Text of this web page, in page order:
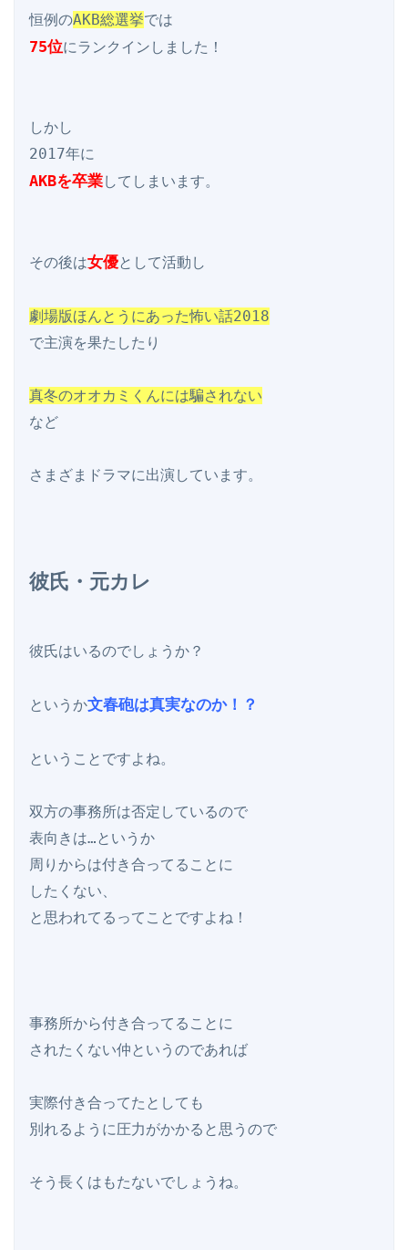
恒例のAKB総選挙
75位にランクインしました！
しかし
AKBを卒業してしまいます。
その後は女優として活動し
劇場版ほんとうにあった怖い話2018
で主演を果たしたり
真冬のオオカミくんには騙されない
など
彼氏・元カレ
彼氏はいるのでしょうか？
というか文春砲は真実なのか！？
ということですよね。
双方の事務所は否定しているので
表向きは…というか
周りからは付き合ってることに
したくない、
と思われてるってことですよね！
事務所から付き合ってることに
されたくない仲というのであれば
実際付き合ってたとしても
別れるように圧力がかかると思うので
そう長くはもたないでしょうね。